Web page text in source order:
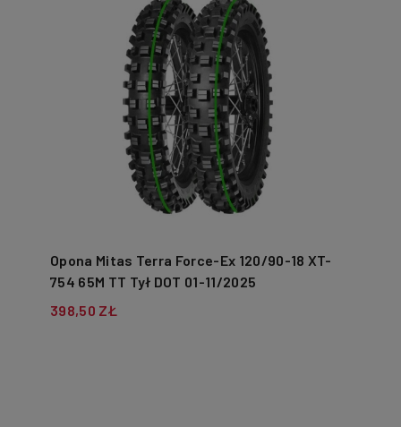
Opona Mitas Terra Force-Ex 120/90-18 XT-
754 65M TT Tył DOT 01-11/2025
398,50 ZŁ